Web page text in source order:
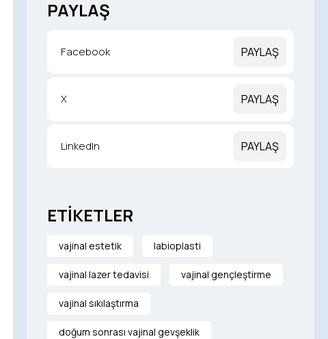
PAYLAŞ
Facebook PAYLAŞ
X PAYLAŞ
LinkedIn PAYLAŞ
ETİKETLER
vajinal estetik labioplasti
vajinal lazer tedavisi vajinal gençleştirme
vajinal sıkılaştırma
doğum sonrası vajinal gevşeklik